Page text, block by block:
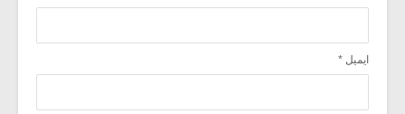
ایمیل *